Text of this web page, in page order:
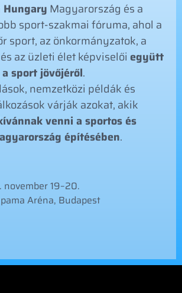
Hungary Magyarország és a
sport-szakmai fóruma, ahol a
sport, az önkormányzatok, a
az üzleti élet képviselői együtt
sport jövőjéről.
nemzetközi példák és
várják azokat, akik
venni a sportos és
építésében.
19–20.
Aréna, Budapest